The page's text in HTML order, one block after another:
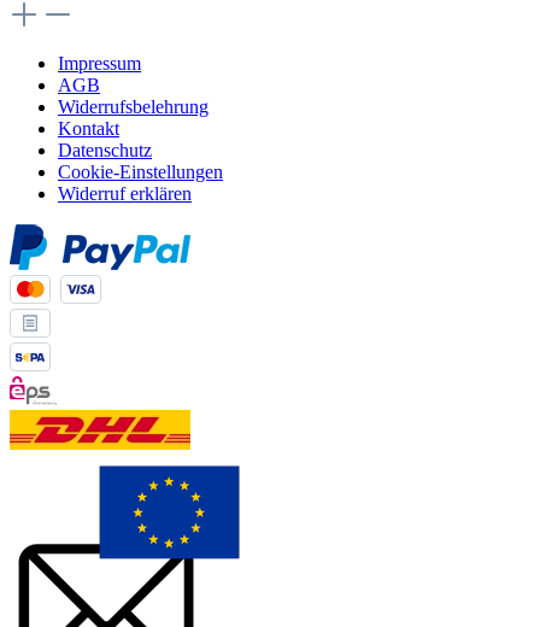
Impressum
AGB
Widerrufsbelehrung
Kontakt
Datenschutz
Cookie-Einstellungen
Widerruf erklären